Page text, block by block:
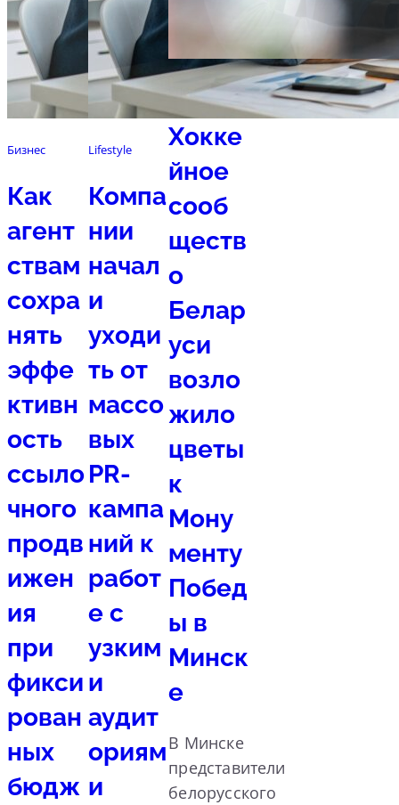
Бизнес
Как
агент
ствам
сохра
нять
эффе
ктивн
ость
ссыло
чного
продв
ижен
ия
при
фикси
рован
ных
бюдж
Lifestyle
Компа
нии
начал
и
уходи
ть от
массо
вых
PR-
кампа
ний к
работ
е с
узким
и
аудит
ориям
и
Спорт
Хокке
йное
сооб
ществ
о
Белар
уси
возло
жило
цветы
к
Мону
менту
Побед
ы в
Минск
е
В Минске
представители
белорусского